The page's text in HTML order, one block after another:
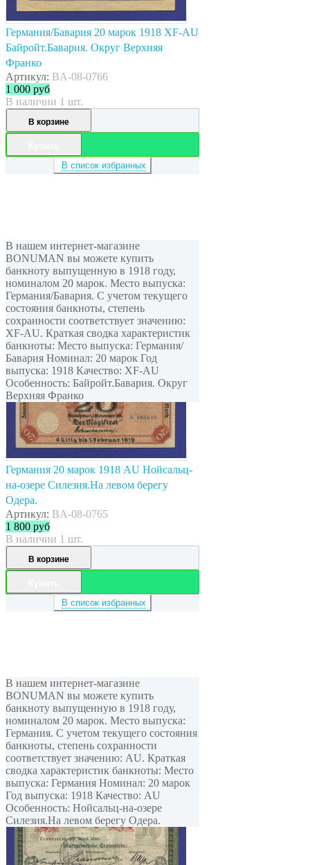
Германия/Бавария 20 марок 1918 XF-AU
Байройт.Бавария. Округ Верхняя
Франко
Артикул: BA-08-0766
1 000 руб
В наличии 1 шт.
В корзине
В список избранных
В нашем интернет-магазине
BONUMAN вы можете купить
банкноту выпущенную в 1918 году,
номиналом 20 марок. Место выпуска:
Германия/Бавария. С учетом текущего
состояния банкноты, степень
сохранности соответствует значению:
XF-AU. Краткая сводка характеристик
банкноты: Место выпуска: Германия/
Бавария Номинал: 20 марок Год
выпуска: 1918 Качество: XF-AU
Особенность: Байройт.Бавария. Округ
Верхняя Франко
Германия 20 марок 1918 AU Нойсальц-
на-озере Силезия.На левом берегу
Одера.
Артикул: BA-08-0765
1 800 руб
В наличии 1 шт.
В корзине
В список избранных
В нашем интернет-магазине
BONUMAN вы можете купить
банкноту выпущенную в 1918 году,
номиналом 20 марок. Место выпуска:
Германия. С учетом текущего состояния
банкноты, степень сохранности
соответствует значению: AU. Краткая
сводка характеристик банкноты: Место
выпуска: Германия Номинал: 20 марок
Год выпуска: 1918 Качество: AU
Особенность: Нойсальц-на-озере
Силезия.На левом берегу Одера.